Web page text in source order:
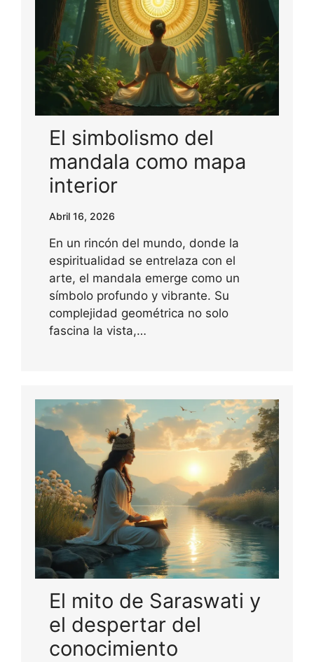
El simbolismo del
mandala como mapa
interior
Abril 16, 2026
En un rincón del mundo, donde la
espiritualidad se entrelaza con el
arte, el mandala emerge como un
símbolo profundo y vibrante. Su
complejidad geométrica no solo
fascina la vista,…
El mito de Saraswati y
el despertar del
conocimiento